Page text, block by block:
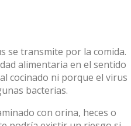
se transmite por la comida.
alimentaria en el sentido
cocinado ni porque el virus
bacterias.
con orina, heces o